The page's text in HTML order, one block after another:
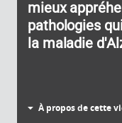
mieux
pathologies
la maladie
À propos de cette